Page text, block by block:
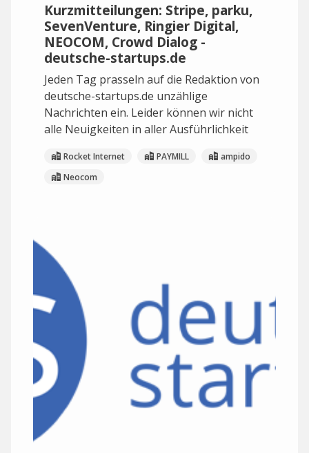
Kurzmitteilungen: Stripe, parku,
SevenVenture, Ringier Digital,
NEOCOM, Crowd Dialog -
deutsche-startups.de
Jeden Tag prasseln auf die Redaktion von
deutsche-startups.de unzählige
Nachrichten ein. Leider können wir nicht
alle Neuigkeiten in aller Ausführlichkeit
Rocket Internet PAYMILL
ampido
Neocom